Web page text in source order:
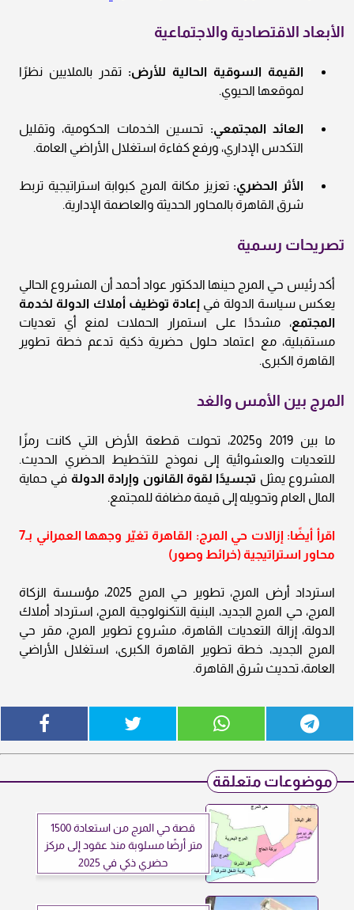
الأبعاد الاقتصادية والاجتماعية
القيمة السوقية الحالية للأرض: تقدر بالملايين نظرًا
لموقعها الحيوي.
العائد المجتمعي: تحسين الخدمات الحكومية، وتقليل
التكدس الإداري، ورفع كفاءة استغلال الأراضي العامة.
الأثر الحضري: تعزيز مكانة المرج كبوابة استراتيجية تربط
شرق القاهرة بالمحاور الحديثة والعاصمة الإدارية.
تصريحات رسمية
أكد رئيس حي المرج حينها الدكتور عواد أحمد أن المشروع الحالي
يعكس سياسة الدولة في إعادة توظيف أملاك الدولة لخدمة
المجتمع، مشددًا على استمرار الحملات لمنع أي تعديات
مستقبلية، مع اعتماد حلول حضرية ذكية تدعم خطة تطوير
القاهرة الكبرى.
المرج بين الأمس والغد
ما بين 2019 و2025، تحولت قطعة الأرض التي كانت رمزًا
للتعديات والعشوائية إلى نموذج للتخطيط الحضري الحديث.
المشروع يمثل تجسيدًا لقوة القانون وإرادة الدولة في حماية
المال العام وتحويله إلى قيمة مضافة للمجتمع.
اقرأ أيضًا: إزالات حي المرج: القاهرة تغيّر وجهها العمراني بـ7
محاور استراتيجية (خرائط وصور)
استرداد أرض المرج، تطوير حي المرج 2025، مؤسسة الزكاة
المرج، حي المرج الجديد، البنية التكنولوجية المرج، استرداد أملاك
الدولة، إزالة التعديات القاهرة، مشروع تطوير المرج، مقر حي
المرج الجديد، خطة تطوير القاهرة الكبرى، استغلال الأراضي
العامة، تحديث شرق القاهرة.
موضوعات متعلقة
قصة حي المرج من استعادة 1500
متر أرضًا مسلوبة منذ عقود إلى مركز
حضري ذكي في 2025